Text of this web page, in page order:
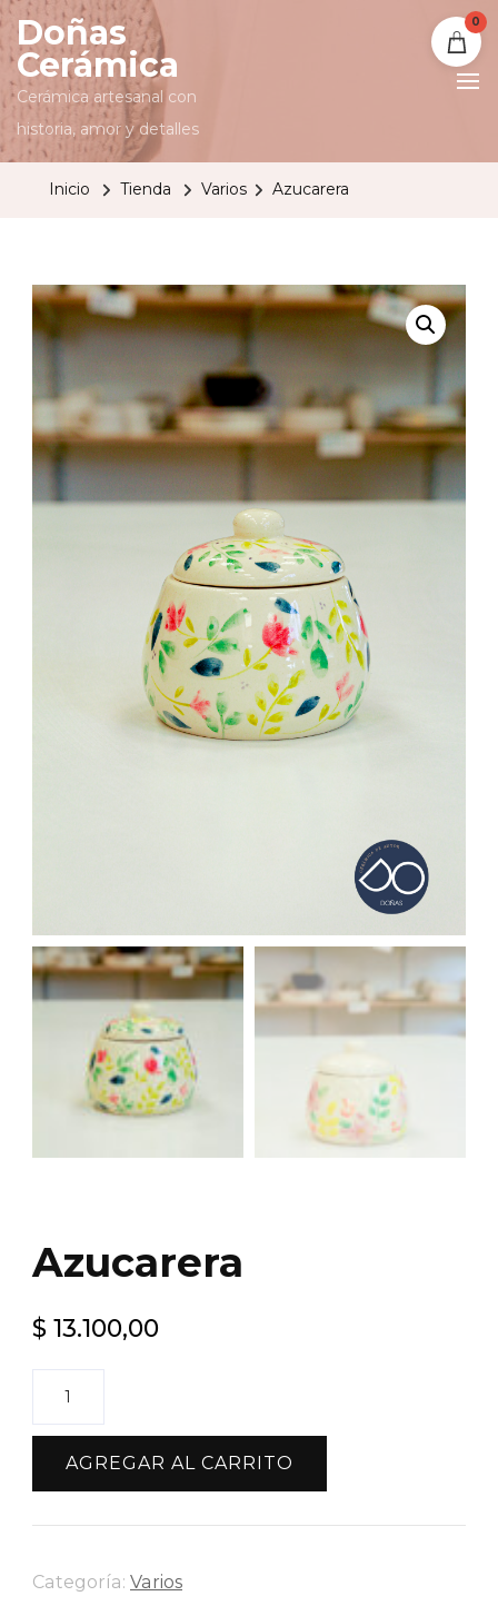
0
Doñas
Cerámica
Cerámica artesanal con
historia, amor y detalles
Inicio Tienda Varios Azucarera
Azucarera
$ 13.100,00
AGREGAR AL CARRITO
Categoría: Varios